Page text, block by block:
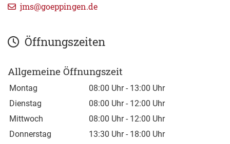
jms@goeppingen.de
Öffnungszeiten
Allgemeine Öffnungszeit
Montag 08:00 Uhr- 13:00 Uhr
Dienstag
08:00 Uhr- 12:00 Uhr
Mittwoch
08:00 Uhr- 12:00 Uhr
Donnerstag
13:30 Uhr- 18:00 Uhr